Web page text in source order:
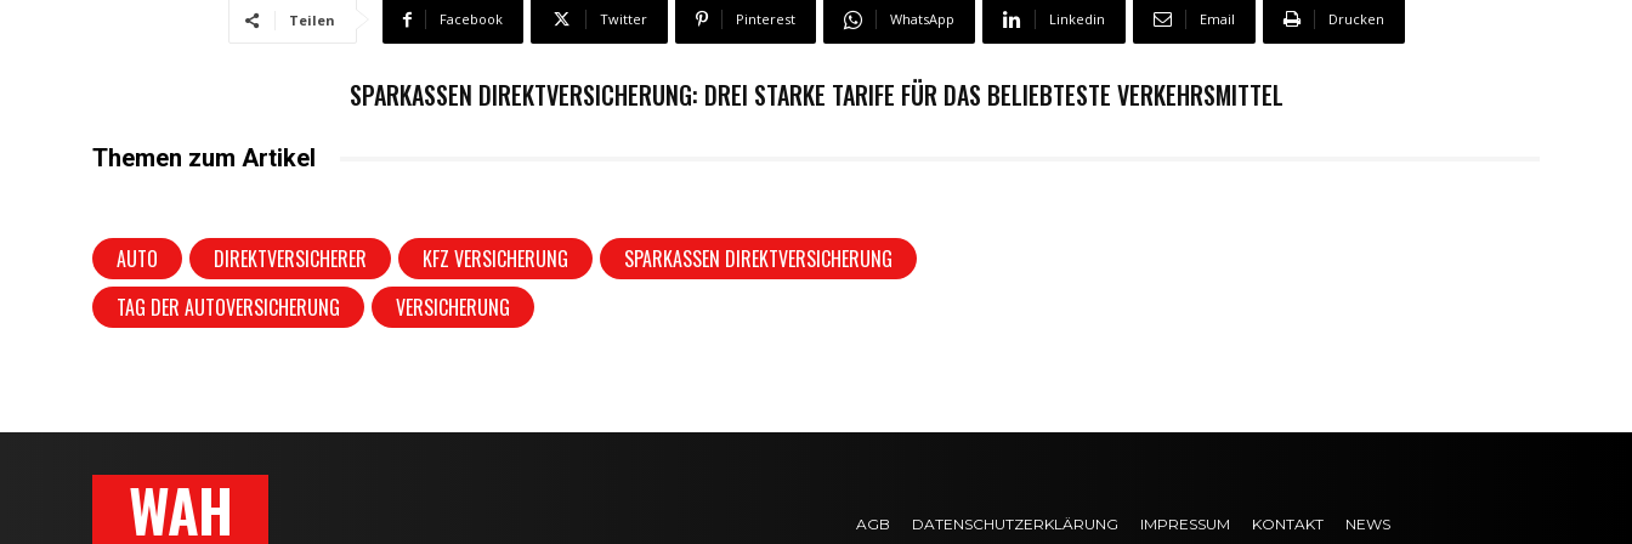
Teilen Facebook Twitter Pinterest WhatsApp Linkedin Email Drucken
SPARKASSEN DIREKTVERSICHERUNG: DREI STARKE TARIFE FÜR DAS BELIEBTESTE VERKEHRSMITTEL
Themen zum Artikel
AUTO DIREKTVERSICHERER KFZ VERSICHERUNG
SPARKASSEN DIREKTVERSICHERUNG
TAG DER AUTOVERSICHERUNG
VERSICHERUNG
WAH AGB DATENSCHUTZERKLÄRUNG IMPRESSUM KONTAKT NEWS